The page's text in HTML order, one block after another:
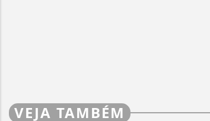
VEJA TAMBÉM